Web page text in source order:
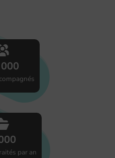
par an